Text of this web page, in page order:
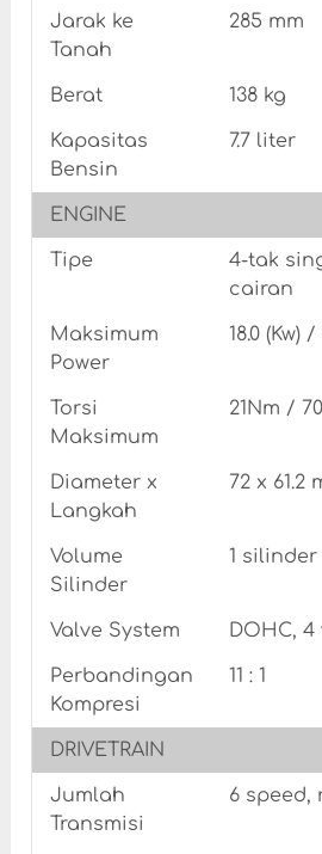
Jarak ke
Tanah
285 mm
Berat 138 kg
Kapasitas
Bensin
7.7 liter
ENGINE
Tipe
4-tak
cairan
Maksimum
Power
18.0 (Kw)
Torsi
Maksimum
21Nm /
Diameter x
Langkah
72 x 61.2
Volume
Silinder
1 silinder
Valve System DOHC, 4
Perbandingan
Kompresi
11 : 1
DRIVETRAIN
Jumlah
Transmisi
6 speed,